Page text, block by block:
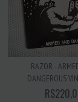
RAZOR -
DANGEROUS